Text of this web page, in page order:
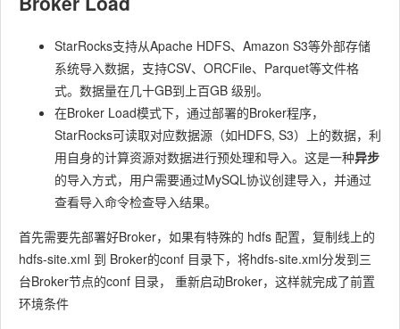
StarRocks支持从Apache HDFS、Amazon S3等外部存储
系统导入数据，支持CSV、ORCFile、Parquet等文件格
式。数据量在几十GB到上百GB 级别。
在Broker Load模式下，通过部署的Broker程序，
StarRocks可读取对应数据源（如HDFS, S3）上的数据，利
用自身的计算资源对数据进行预处理和导入。这是一种异步
的导入方式，用户需要通过MySQL协议创建导入，并通过
查看导入命令检查导入结果。
首先需要先部署好Broker，如果有特殊的 hdfs 配置，复制线上的
hdfs-site.xml 到 Broker的conf 目录下，将hdfs-site.xml分发到三
台Broker节点的conf 目录， 重新启动Broker，这样就完成了前置
环境条件